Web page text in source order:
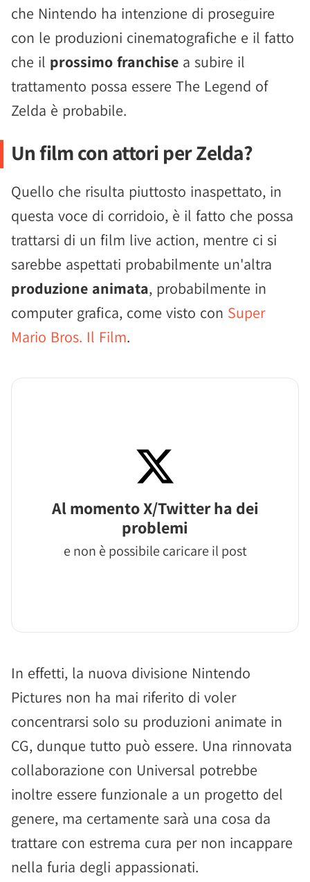
che Nintendo ha intenzione di proseguire
con le produzioni cinematografiche e il fatto
che il prossimo franchise a subire il
trattamento possa essere The Legend of
Zelda è probabile.
Un film con attori per Zelda?
Quello che risulta piuttosto inaspettato, in
questa voce di corridoio, è il fatto che possa
trattarsi di un film live action, mentre ci si
sarebbe aspettati probabilmente un'altra
produzione animata, probabilmente in
computer grafica, come visto con Super
Mario Bros. Il Film.
Al momento X/Twitter ha dei
problemi
e non è possibile caricare il post
In effetti, la nuova divisione Nintendo
Pictures non ha mai riferito di voler
concentrarsi solo su produzioni animate in
CG, dunque tutto può essere. Una rinnovata
collaborazione con Universal potrebbe
inoltre essere funzionale a un progetto del
genere, ma certamente sarà una cosa da
trattare con estrema cura per non incappare
nella furia degli appassionati.